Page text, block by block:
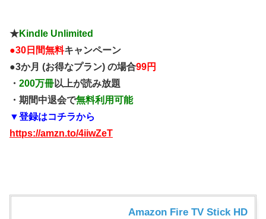
★Kindle Unlimited
●30日間無料キャンペーン
●3か月 (お得なプラン) の場合99円
・ 200万冊以上が読み放題
・期間中退会で無料利用可能
▼登録はコチラから
https://amzn.to/4iiwZeT
Amazon Fire TV Stick HD